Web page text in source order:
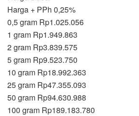
Harga + PPh 0,25%
0,5 gram Rp1.025.056
1 gram Rp1.949.863
2 gram Rp3.839.575
5 gram Rp9.523.750
10 gram Rp18.992.363
25 gram Rp47.355.093
50 gram Rp94.630.988
100 gram Rp189.183.780